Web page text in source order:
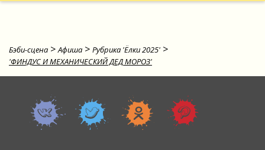
Бэби-сцена >Афиша > Рубрика 'Ёлки 2025' >
'ФИНДУС И МЕХАНИЧЕСКИЙ ДЕД МОРОЗ'